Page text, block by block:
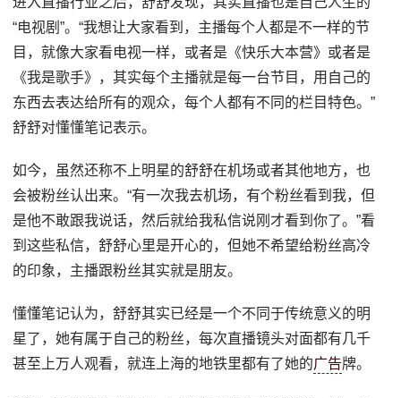
“电视剧”。“我想让大家看到，主播每个人都是不一样的节
目，就像大家看电视一样，或者是《快乐大本营》或者是
《我是歌手》，其实每个主播就是每一台节目，用自己的
东西去表达给所有的观众，每个人都有不同的栏目特色。”
舒舒对懂懂笔记表示。
如今，虽然还称不上明星的舒舒在机场或者其他地方，也
会被粉丝认出来。“有一次我去机场，有个粉丝看到我，但
是他不敢跟我说话，然后就给我私信说刚才看到你了。”看
到这些私信，舒舒心里是开心的，但她不希望给粉丝高冷
的印象，主播跟粉丝其实就是朋友。
懂懂笔记认为，舒舒其实已经是一个不同于传统意义的明
星了，她有属于自己的粉丝，每次直播镜头对面都有几千
甚至上万人观看，就连上海的地铁里都有了她的广告牌。